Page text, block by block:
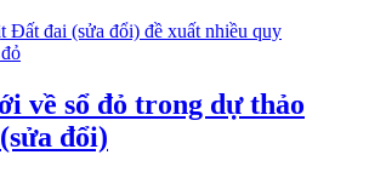
về sổ đỏ trong dự thảo
đổi)